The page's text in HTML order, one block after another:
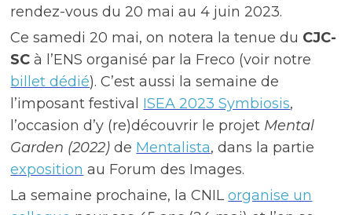
rendez-vous du 20 mai au 4 juin 2023.
Ce samedi 20 mai, on notera la tenue du CJC-
SC à l’ENS organisé par la Freco (voir notre
billet dédié). C’est aussi la semaine de
l’imposant festival ISEA 2023 Symbiosis,
l’occasion d’y (re)découvrir le projet Mental
Garden (2022) de Mentalista, dans la partie
exposition au Forum des Images.
La semaine prochaine, la CNILorganise un